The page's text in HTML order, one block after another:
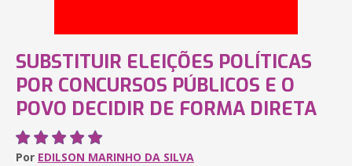
SUBSTITUIR ELEIÇÕES POLÍTICAS
POR CONCURSOS PÚBLICOS E O
POVO DECIDIR DE FORMA DIRETA
Por EDILSON MARINHO DA SILVA